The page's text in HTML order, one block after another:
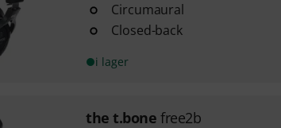
Circumaural
Closed-back
i lager
the t.bone free2b